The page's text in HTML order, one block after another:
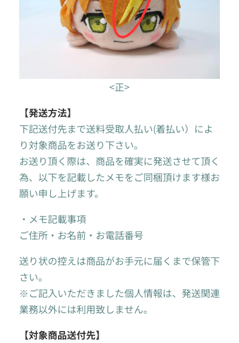
<正>
【発送方法】
下記送付先まで送料受取人払い(着払い）によ
り対象商品をお送り下さい。
お送り頂く際は、商品を確実に発送させて頂く
為、以下を記載したメモをご同梱頂けます様お
願い申し上げます。
・メモ記載事項
ご住所・お名前・お電話番号
送り状の控えは商品がお手元に届くまで保管下
さい。
※ご記入いただきました個人情報は、発送関連
業務以外には利用致しません。
【対象商品送付先】